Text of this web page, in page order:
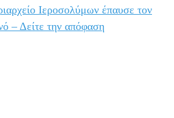
Ιεροσολύμων έπαυσε τον
– Δείτε την απόφαση